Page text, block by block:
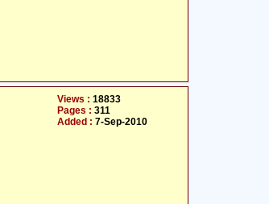
Views : 18833
Pages : 311
Added : 7-Sep-2010